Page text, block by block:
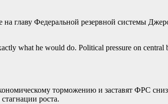
главу Федеральной резервной системы
what he would do. Political pressure on central
торможению и заставят ФРС
роста.